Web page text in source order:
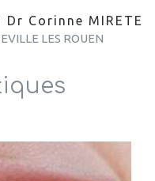
Corinne MIRETE
LES ROUEN